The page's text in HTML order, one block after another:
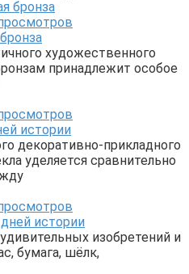
художественного
принадлежит особое
истории
декоративно-прикладного
уделяется сравнительно
истории
изобретений и
бумага, шёлк,